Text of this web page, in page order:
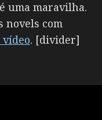
uma maravilha.
novels com
. [divider]